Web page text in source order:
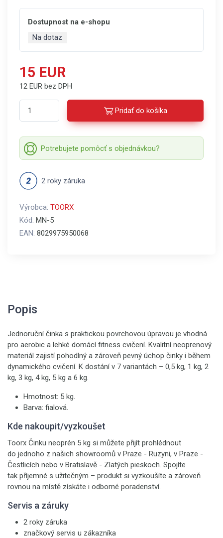
Dostupnost na e-shopu
Na dotaz
15 EUR
12 EUR bez DPH
Pridať do košíka
Potrebujete pomôcť s objednávkou?
2 roky záruka
Výrobca: TOORX
Kód: MN-5
EAN: 8029975950068
Popis
Jednoruční činka s praktickou povrchovou úpravou je vhodná
pro aerobic a lehké domácí fitness cvičení. Kvalitní neoprenový
materiál zajistí pohodlný a zároveň pevný úchop činky i během
dynamického cvičení. K dostání v 7 variantách – 0,5 kg, 1 kg, 2
kg, 3 kg, 4 kg, 5 kg a 6 kg.
Hmotnost: 5 kg.
Barva: fialová.
Kde nakoupit/vyzkoušet
Toorx Činku neoprén 5 kg si můžete přijít prohlédnout
do jednoho z našich showroomů v Praze - Ruzyni, v Praze -
Čestlicích nebo v Bratislavě - Zlatých pieskoch. Spojíte
tak příjemné s užitečným – produkt si vyzkoušíte a zároveň
rovnou na místě získáte i odborné poradenství.
Servis a záruky
2 roky záruka
značkový servis u zákazníka